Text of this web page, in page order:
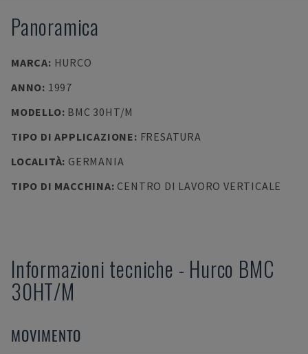
Panoramica
MARCA: HURCO
ANNO: 1997
MODELLO: BMC 30HT/M
TIPO DI APPLICAZIONE: FRESATURA
LOCALITÀ: GERMANIA
TIPO DI MACCHINA: CENTRO DI LAVORO VERTICALE
Informazioni tecniche - Hurco BMC
30HT/M
MOVIMENTO